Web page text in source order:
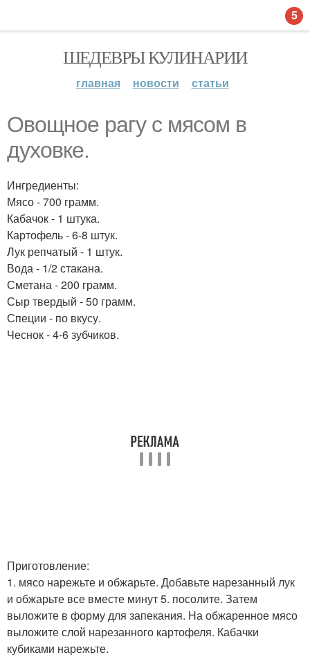
ШЕДЕВРЫ КУЛИНАРИИ
главная новости статьи
Овощное рагу с мясом в
духовке.
Ингредиенты:
Мясо - 700 грамм.
Кабачок - 1 штука.
Картофель - 6-8 штук.
Лук репчатый - 1 штук.
Вода - 1/2 стакана.
Сметана - 200 грамм.
Сыр твердый - 50 грамм.
Специи - по вкусу.
Чеснок - 4-6 зубчиков.
Приготовление:
1. мясо нарежьте и обжарьте. Добавьте нарезанный лук
и обжарьте все вместе минут 5. посолите. Затем
выложите в форму для запекания. На обжаренное мясо
выложите слой нарезанного картофеля. Кабачки
кубиками нарежьте.
5